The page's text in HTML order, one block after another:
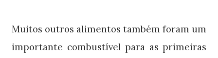
Muitos outros alimentos também foram um
importante combustível para as primeiras